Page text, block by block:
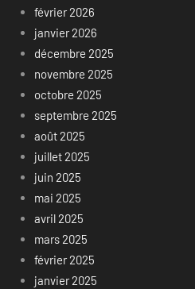
février 2026
janvier 2026
décembre 2025
novembre 2025
octobre 2025
septembre 2025
août 2025
juillet 2025
juin 2025
mai 2025
avril 2025
mars 2025
février 2025
janvier 2025